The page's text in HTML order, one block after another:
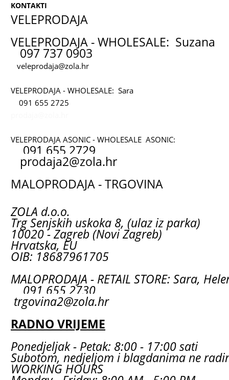
KONTAKTI
VELEPRODAJA
VELEPRODAJA - WHOLESALE: Suzana
097 737 0903
veleprodaja@zola.hr
VELEPRODAJA - WHOLESALE: Sara
091 655 2725
VELEPRODAJA ASONIC - WHOLESALE ASONIC:
091 655 2729
prodaja2@zola.hr
MALOPRODAJA - TRGOVINA
ZOLA d.o.o.
Trg Senjskih uskoka 8, (ulaz iz parka)
10020 - Zagreb (Novi Zagreb)
Hrvatska, EU
OIB: 18687961705
MALOPRODAJA - RETAIL STORE: Sara,
091 655 2730
trgovina2@zola.hr
RADNO VRIJEME
Ponedjeljak - Petak: 8:00 - 17:00 sati
Subotom, nedjeljom i blagdanima ne
WORKING HOURS